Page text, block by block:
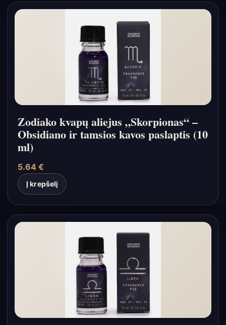
Zodiako kvapų aliejus „Skorpionas“ –
Obsidiano ir tamsios kavos paslaptis (10
ml)
5.64 €
Į krepšelį